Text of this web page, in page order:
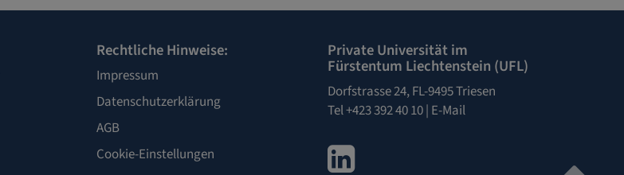
Rechtliche Hinweise:
Impressum
Datenschutzerklärung
AGB
Cookie-Einstellungen
Private Universität im
Fürstentum Liechtenstein (UFL)
Dorfstrasse 24, FL-9495 Triesen
Tel +423 392 40 10 | E-Mail
LinkedIn